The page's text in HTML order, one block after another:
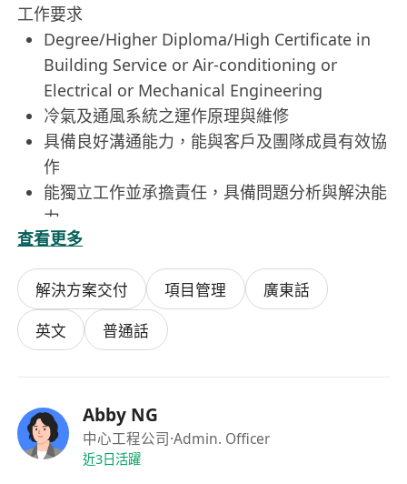
工作要求
Degree/Higher Diploma/High Certificate in
Building Service or Air-conditioning or
Electrical or Mechanical Engineering
冷氣及通風系統之運作原理與維修
具備良好溝通能力，能與客戶及團隊成員有效協
作
能獨立工作並承擔責任，具備問題分析與解決能
力
荃灣區及新界西工作，能適應本地工地環境及外
勤需要
查看更多
解決方案交付 項目管理
廣東話
英文
普通話
Abby NG
中心工程公司·Admin. Officer
近3日活躍